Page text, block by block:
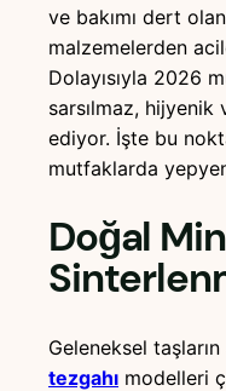
ve bakımı dert
malzemelerden
Dolayısıyla 2026
sarsılmaz,
ediyor. İşte bu
mutfaklarda
Doğal
Geleneksel
tezgahı modelleri